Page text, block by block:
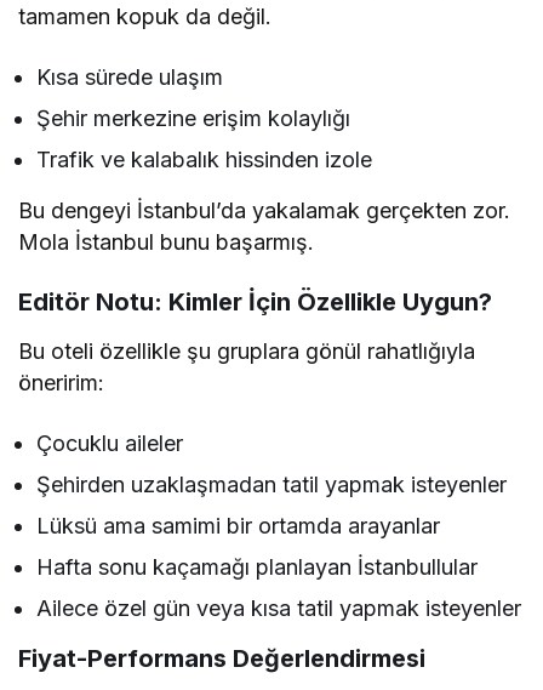
tamamen kopuk da değil.
Kısa sürede ulaşım
Şehir merkezine erişim kolaylığı
Trafik ve kalabalık hissinden izole
Bu dengeyi İstanbul’da yakalamak gerçekten zor.
Mola İstanbul bunu başarmış.
Editör Notu: Kimler İçin Özellikle Uygun?
Bu oteli özellikle şu gruplara gönül rahatlığıyla
öneririm:
Çocuklu aileler
Şehirden uzaklaşmadan tatil yapmak isteyenler
Lüksü ama samimi bir ortamda arayanlar
Hafta sonu kaçamağı planlayan İstanbullular
Ailece özel gün veya kısa tatil yapmak isteyenler
Fiyat-Performans Değerlendirmesi